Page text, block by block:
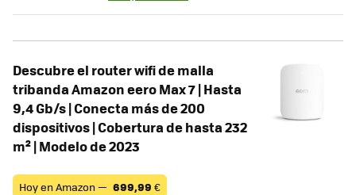
Descubre el router wifi de malla
tribanda Amazon eero Max 7 | Hasta
9,4 Gb/s | Conecta más de 200
dispositivos | Cobertura de hasta 232
m² | Modelo de 2023
Hoy en Amazon — 699,99 €